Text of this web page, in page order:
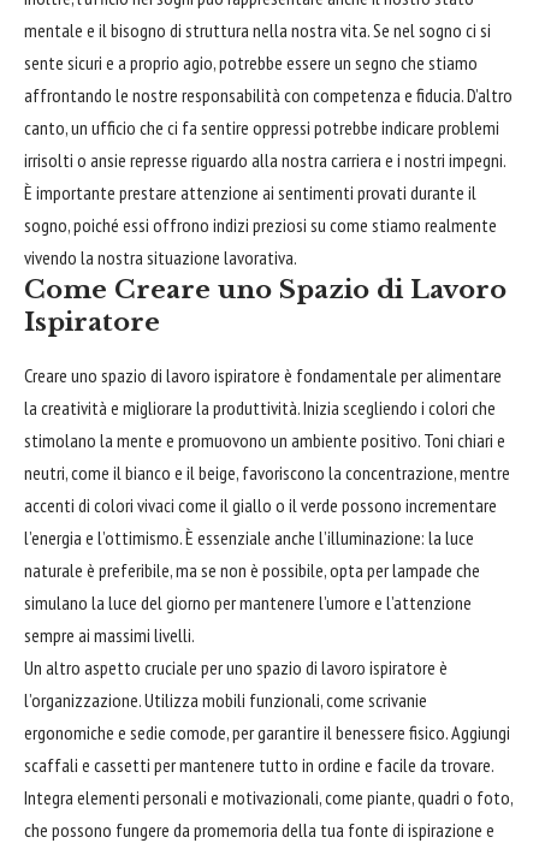
mentale e il bisogno di struttura nella nostra vita. Se nel sogno ci si
sente sicuri e a proprio agio, potrebbe essere un segno che stiamo
affrontando le nostre responsabilità con competenza e fiducia. D’altro
canto, un ufficio che ci fa sentire oppressi potrebbe indicare problemi
irrisolti o ansie represse riguardo alla nostra carriera e i nostri impegni.
È importante prestare attenzione ai sentimenti provati durante il
sogno, poiché essi offrono indizi preziosi su come stiamo realmente
vivendo la nostra situazione lavorativa.
Come Creare uno Spazio di Lavoro
Ispiratore
Creare uno spazio di lavoro ispiratore è fondamentale per alimentare
la creatività e migliorare la produttività. Inizia scegliendo i colori che
stimolano la mente e promuovono un ambiente positivo. Toni chiari e
neutri, come il bianco e il beige, favoriscono la concentrazione, mentre
accenti di colori vivaci come il giallo o il verde possono incrementare
l’energia e l’ottimismo. È essenziale anche l’illuminazione: la luce
naturale è preferibile, ma se non è possibile, opta per lampade che
simulano la luce del giorno per mantenere l’umore e l’attenzione
sempre ai massimi livelli.
Un altro aspetto cruciale per uno spazio di lavoro ispiratore è
l’organizzazione. Utilizza mobili funzionali, come scrivanie
ergonomiche e sedie comode, per garantire il benessere fisico. Aggiungi
scaffali e cassetti per mantenere tutto in ordine e facile da trovare.
Integra elementi personali e motivazionali, come piante, quadri o foto,
che possono fungere da promemoria della tua fonte di ispirazione e